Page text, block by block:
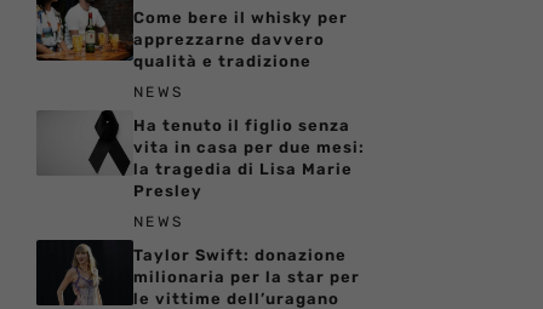
Come bere il whisky per
apprezzarne davvero
qualità e tradizione
NEWS
Ha tenuto il figlio senza
vita in casa per due mesi:
la tragedia di Lisa Marie
Presley
NEWS
Taylor Swift: donazione
milionaria per la star per
le vittime dell’uragano